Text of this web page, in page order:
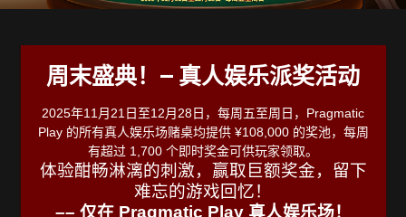
周末盛典！– 真人娱乐派奖活动
2025年11月21日至12月28日，每周五至周日，Pragmatic
Play 的所有真人娱乐场赌桌均提供 ¥108,000 的奖池，每周
有超过 1,700 个即时奖金可供玩家领取。
体验酣畅淋漓的刺激，赢取巨额奖金，留下
难忘的游戏回忆！
–– 仅在 Pragmatic Play 真人娱乐场！